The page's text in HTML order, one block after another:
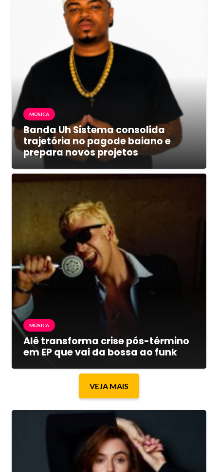
MÚSICA
Banda Uh Sistema consolida
trajetória no pagode baiano e
prepara novos projetos
MÚSICA
Alê transforma crise pós-término
em EP que vai da bossa ao funk
VEJA MAIS